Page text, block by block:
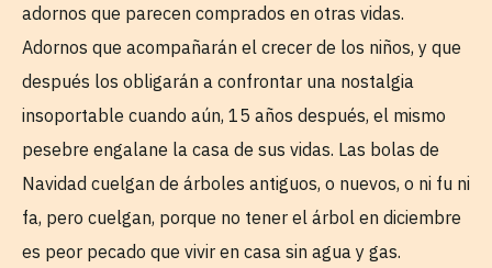
adornos que parecen comprados en otras vidas.
Adornos que acompañarán el crecer de los niños, y que
después los obligarán a confrontar una nostalgia
insoportable cuando aún, 15 años después, el mismo
pesebre engalane la casa de sus vidas. Las bolas de
Navidad cuelgan de árboles antiguos, o nuevos, o ni fu ni
fa, pero cuelgan, porque no tener el árbol en diciembre
es peor pecado que vivir en casa sin agua y gas.